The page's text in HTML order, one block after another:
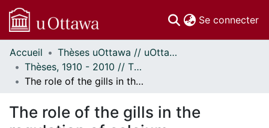
Se connecter
Communautés
et collections
Parcourir
À propos
Accueil
Thèses uOttawa // uOttawa Theses
Thèses, 1910 - 2010 // Theses, 1910 - 2010
The role of the gills in the regulation of calcium homeostasis in the American eel, Anguilla rostrata (Le Sueur).
The role of the gills in the